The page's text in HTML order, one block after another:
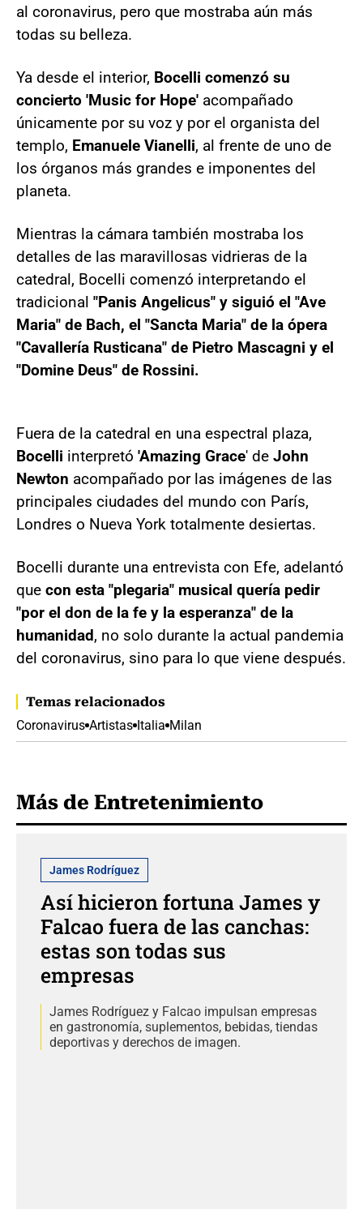
al coronavirus, pero que mostraba aún más
todas su belleza.
Ya desde el interior, Bocelli comenzó su
concierto 'Music for Hope' acompañado
únicamente por su voz y por el organista del
templo, Emanuele Vianelli, al frente de uno de
los órganos más grandes e imponentes del
planeta.
Mientras la cámara también mostraba los
detalles de las maravillosas vidrieras de la
catedral, Bocelli comenzó interpretando el
tradicional "Panis Angelicus" y siguió el "Ave
Maria" de Bach, el "Sancta Maria" de la ópera
"Cavallería Rusticana" de Pietro Mascagni y el
"Domine Deus" de Rossini.
Fuera de la catedral en una espectral plaza,
Bocelli interpretó 'Amazing Grace' de John
Newton acompañado por las imágenes de las
principales ciudades del mundo con París,
Londres o Nueva York totalmente desiertas.
Bocelli durante una entrevista con Efe, adelantó
que con esta "plegaria" musical quería pedir
"por el don de la fe y la esperanza" de la
humanidad, no solo durante la actual pandemia
del coronavirus, sino para lo que viene después.
Temas relacionados
Coronavirus Artistas Italia Milan
Más de Entretenimiento
James Rodríguez
Así hicieron fortuna James y
Falcao fuera de las canchas:
estas son todas sus
empresas
James Rodríguez y Falcao impulsan empresas
en gastronomía, suplementos, bebidas, tiendas
deportivas y derechos de imagen.